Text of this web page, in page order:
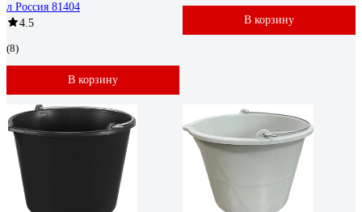
л Россия 81404
4.5
(8)
В корзину
В корзину